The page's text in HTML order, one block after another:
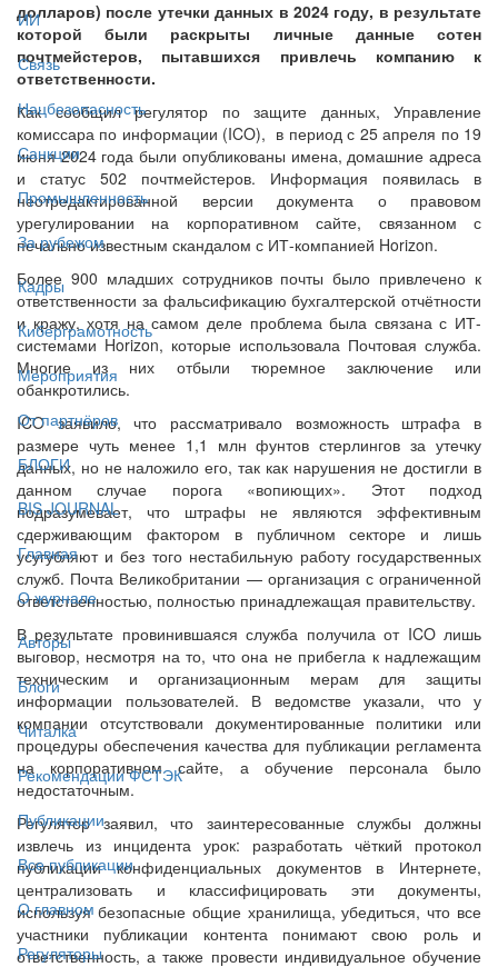
ИИ
Связь
Нацбезопасность
Санкции
Промышленность
За рубежом
Кадры
Киберграмотность
Мероприятия
От партнёров
БЛОГИ
BIS JOURNAL
Главная
О журнале
Авторы
Блоги
Читалка
Рекомендации ФСТЭК
Публикации
Все публикации
О главном
Регуляторы
долларов) после утечки данных в 2024 году, в результате
которой были раскрыты личные данные сотен
почтмейстеров, пытавшихся привлечь компанию к
ответственности.
Как сообщил регулятор по защите данных, Управление
комиссара по информации (ICO), в период с 25 апреля по 19
июня 2024 года были опубликованы имена, домашние адреса
и статус 502 почтмейстеров. Информация появилась в
неотредактированной версии документа о правовом
урегулировании на корпоративном сайте, связанном с
печально известным скандалом с ИТ-компанией Horizon.
Более 900 младших сотрудников почты было привлечено к
ответственности за фальсификацию бухгалтерской отчётности
и кражу, хотя на самом деле проблема была связана с ИТ-
системами Horizon, которые использовала Почтовая служба.
Многие из них отбыли тюремное заключение или
обанкротились.
ICO заявило, что рассматривало возможность штрафа в
размере чуть менее 1,1 млн фунтов стерлингов за утечку
данных, но не наложило его, так как нарушения не достигли в
данном случае порога «вопиющих». Этот подход
подразумевает, что штрафы не являются эффективным
сдерживающим фактором в публичном секторе и лишь
усугубляют и без того нестабильную работу государственных
служб. Почта Великобритании — организация с ограниченной
ответственностью, полностью принадлежащая правительству.
В результате провинившаяся служба получила от ICO лишь
выговор, несмотря на то, что она не прибегла к надлежащим
техническим и организационным мерам для защиты
информации пользователей. В ведомстве указали, что у
компании отсутствовали документированные политики или
процедуры обеспечения качества для публикации регламента
на корпоративном сайте, а обучение персонала было
недостаточным.
Регулятор заявил, что заинтересованные службы должны
извлечь из инцидента урок: разработать чёткий протокол
публикации конфиденциальных документов в Интернете,
централизовать и классифицировать эти документы,
используя безопасные общие хранилища, убедиться, что все
участники публикации контента понимают свою роль и
ответственность, а также провести индивидуальное обучение